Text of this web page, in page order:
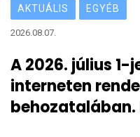
AKTUÁLIS EGYÉB
2026.08.07.
A 2026. július
interneten
behozatalában.